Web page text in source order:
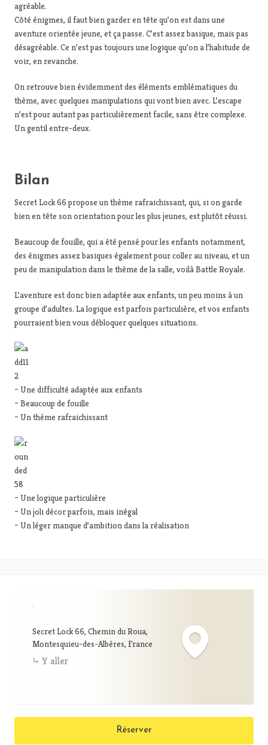
agréable.
Côté énigmes, il faut bien garder en tête qu’on est dans une
aventure orientée jeune, et ça passe. C’est assez basique, mais pas
désagréable. Ce n’est pas toujours une logique qu’on a l’habitude de
voir, en revanche.
On retrouve bien évidemment des éléments emblématiques du
thème, avec quelques manipulations qui vont bien avec. L’escape
n’est pour autant pas particulièrement facile, sans être complexe.
Un gentil entre-deux.
Bilan
Secret Lock 66 propose un thème rafraichissant, qui, si on garde
bien en tête son orientation pour les plus jeunes, est plutôt réussi.
Beaucoup de fouille, qui a été pensé pour les enfants notamment,
des énigmes assez basiques également pour coller au niveau, et un
peu de manipulation dans le thème de la salle, voilà Battle Royale.
L’aventure est donc bien adaptée aux enfants, un peu moins à un
groupe d’adultes. La logique est parfois particulière, et vos enfants
pourraient bien vous débloquer quelques situations.
– Une difficulté adaptée aux enfants
– Beaucoup de fouille
– Un thème rafraichissant
– Une logique particulière
– Un joli décor parfois, mais inégal
– Un léger manque d’ambition dans la réalisation
Secret Lock 66, Chemin du Roua,
Montesquieu-des-Albères, France
Y aller
Réserver